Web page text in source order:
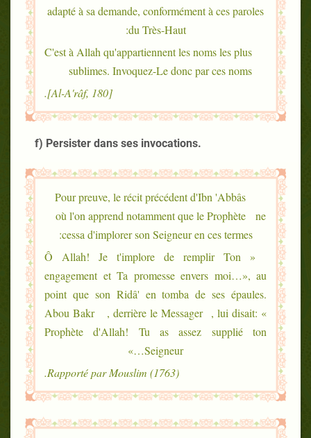
adapté à sa demande, conformément à ces paroles
du Très-Haut:
C'est à Allah qu'appartiennent les noms les plus
sublimes. Invoquez-Le donc par ces noms
[Al-A'râf, 180].
f) Persister dans ses invocations.
Pour preuve, le récit précédent d'Ibn 'Abbâs
où l'on apprend notamment que le Prophète ne
cessa d'implorer son Seigneur en ces termes:
« Ô Allah! Je t'implore de remplir Ton
engagement et Ta promesse envers moi…», au
point que son Ridâ' en tomba de ses épaules.
Abou Bakr , derrière le Messager , lui disait: «
Prophète d'Allah! Tu as assez supplié ton
Seigneur…»
Rapporté par Mouslim (1763).